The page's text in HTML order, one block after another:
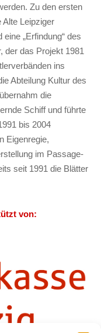
Zu den ersten
Leipziger
„Erfindung“ des
der das Projekt 1981
ins
Abteilung Kultur des
die
Schiff und führte
bis 2004
Eigenregie,
im Passage-
seit 1991 die Blätter
von: